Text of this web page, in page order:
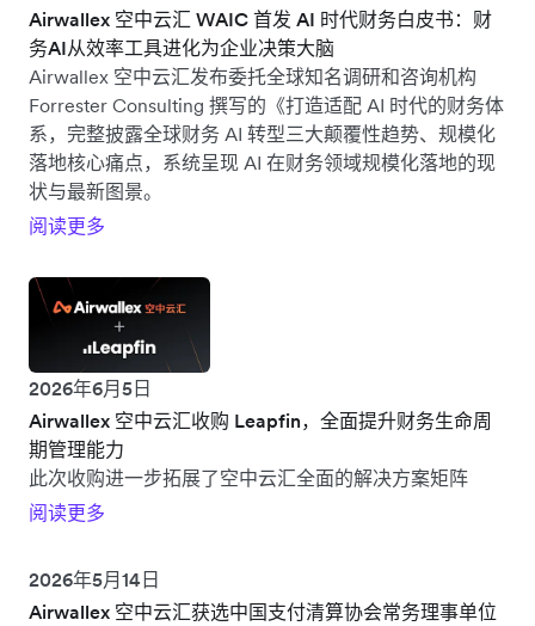
Airwallex 空中云汇 WAIC 首发 AI 时代财务白皮书：财
务AI从效率工具进化为企业决策大脑
Airwallex 空中云汇发布委托全球知名调研和咨询机构
Forrester Consulting 撰写的《打造适配 AI 时代的财务体
系，完整披露全球财务 AI 转型三大颠覆性趋势、规模化
落地核心痛点，系统呈现 AI 在财务领域规模化落地的现
状与最新图景。
阅读更多
2026年6月5日
Airwallex 空中云汇收购 Leapfin，全面提升财务生命周
期管理能力
此次收购进一步拓展了空中云汇全面的解决方案矩阵
阅读更多
2026年5月14日
Airwallex 空中云汇获选中国支付清算协会常务理事单位